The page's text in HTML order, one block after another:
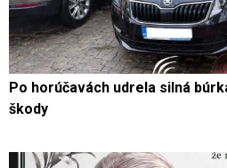
Po horúčavách udrela silná
škody